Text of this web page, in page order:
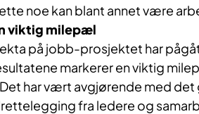
noe kan blant annet være
viktig milepæl
på jobb-prosjektet har
markerer en viktig
har vært avgjørende med
fra ledere og